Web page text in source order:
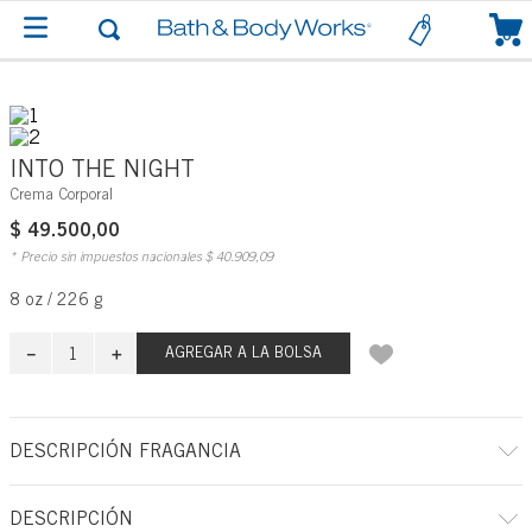
0
INTO THE NIGHT
Crema Corporal
$ 49.500,00
* Precio sin impuestos nacionales $ 40. 909, 09
8 oz / 226 g
＋
－ AGREGAR A LA BOLSA
DESCRIPCIÓN FRAGANCIA
A qué huele: una noche eterna, brillante y seductora en la ciudad.
DESCRIPCIÓN